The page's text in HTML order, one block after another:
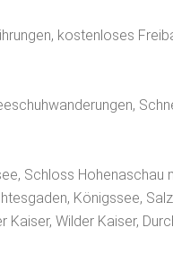
kostenloses
Schloss
Königssee,
Wilder Kaiser,